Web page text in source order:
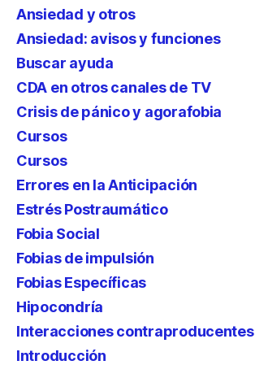
Ansiedad y otros
Ansiedad: avisos y funciones
Buscar ayuda
CDA en otros canales de TV
Crisis de pánico y agorafobia
Cursos
Cursos
Errores en la Anticipación
Estrés Postraumático
Fobia Social
Fobias de impulsión
Fobias Específicas
Hipocondría
Interacciones contraproducentes
Introducción